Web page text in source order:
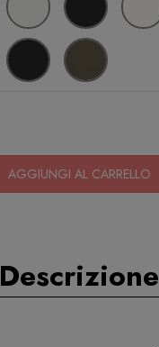
AGGIUNGI AL CARRELLO
Descrizione